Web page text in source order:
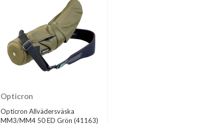
Opticron
Opticron Allvädersväska
MM3/MM4 50 ED Grön (41163)